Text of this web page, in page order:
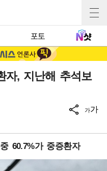
포토
자, 지난해 추석보
가가
60.7%가 중증환자